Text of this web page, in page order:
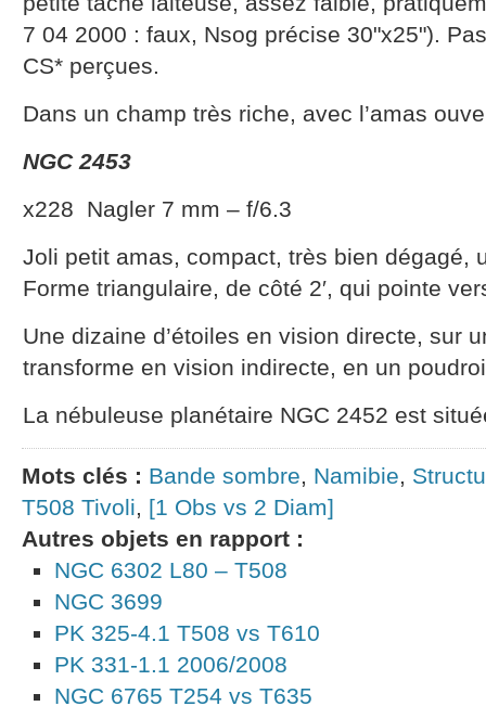
7 04 2000 : faux, Nsog précise 30"x25").
CS* perçues.
Dans un champ très riche, avec l’amas
NGC 2453
x228 Nagler 7 mm – f/6.3
Joli petit amas, compact, très bien dégagé,
Forme triangulaire, de côté 2′, qui pointe
Une dizaine d’étoiles en vision directe, sur
transforme en vision indirecte, en un
La nébuleuse planétaire NGC 2452 est
Mots clés : Bande sombre, Namibie,
T508 Tivoli, [1 Obs vs 2 Diam]
Autres objets en rapport :
NGC 6302 L80 – T508
NGC 3699
PK 325-4.1 T508 vs T610
PK 331-1.1 2006/2008
NGC 6765 T254 vs T635